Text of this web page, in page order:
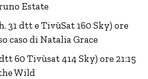
Estate
31 dtt e TivùSat 160 Sky) ore
caso di Natalia Grace
60 Tivùsat 414 Sky) ore 21:15
Wild